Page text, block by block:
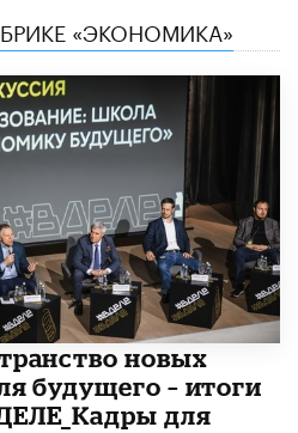
«ЭКОНОМИКА»
новых
будущего – итоги
для